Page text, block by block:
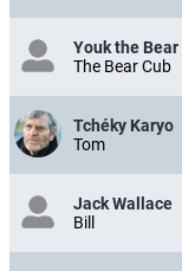
Youk the Bear
The Bear Cub
Tchéky Karyo
Tom
Jack Wallace
Bill